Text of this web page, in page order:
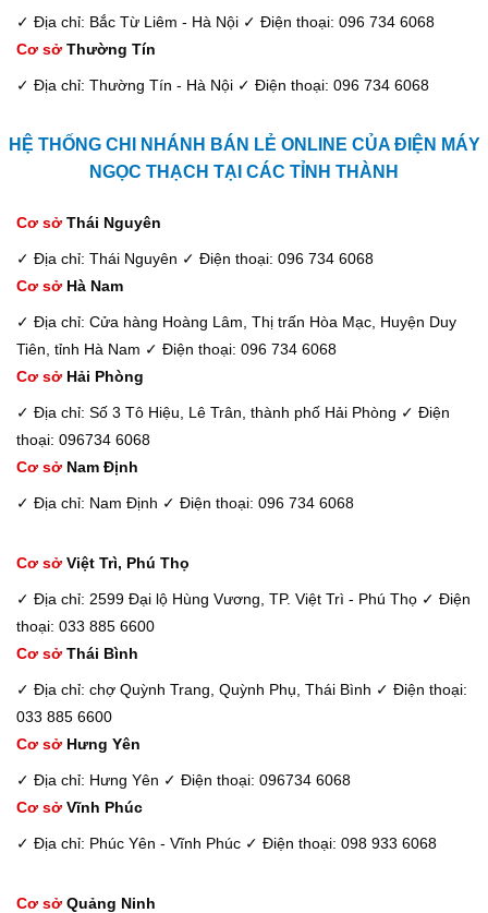
✓ Địa chỉ: Bắc Từ Liêm - Hà Nội ✓ Điện thoại: 096 734 6068
Cơ sở Thường Tín
✓ Địa chỉ: Thường Tín - Hà Nội ✓ Điện thoại: 096 734 6068
HỆ THỐNG CHI NHÁNH BÁN LẺ ONLINE CỦA ĐIỆN MÁY
NGỌC THẠCH TẠI CÁC TỈNH THÀNH
Cơ sở Thái Nguyên
✓ Địa chỉ: Thái Nguyên ✓ Điện thoại: 096 734 6068
Cơ sở Hà Nam
✓ Địa chỉ: Cửa hàng Hoàng Lâm, Thị trấn Hòa Mạc, Huyện Duy
Tiên, tỉnh Hà Nam ✓ Điện thoại: 096 734 6068
Cơ sở Hải Phòng
✓ Địa chỉ: Số 3 Tô Hiệu, Lê Trân, thành phố Hải Phòng ✓ Điện
thoại: 096734 6068
Cơ sở Nam Định
✓ Địa chỉ: Nam Định ✓ Điện thoại: 096 734 6068
Cơ sở Việt Trì, Phú Thọ
✓ Địa chỉ: 2599 Đại lộ Hùng Vương, TP. Việt Trì - Phú Thọ ✓ Điện
thoại: 033 885 6600
Cơ sở Thái Bình
✓ Địa chỉ: chợ Quỳnh Trang, Quỳnh Phụ, Thái Bình ✓ Điện thoại:
033 885 6600
Cơ sở Hưng Yên
✓ Địa chỉ: Hưng Yên ✓ Điện thoại: 096734 6068
Cơ sở Vĩnh Phúc
✓ Địa chỉ: Phúc Yên - Vĩnh Phúc ✓ Điện thoại: 098 933 6068
Cơ sở Quảng Ninh